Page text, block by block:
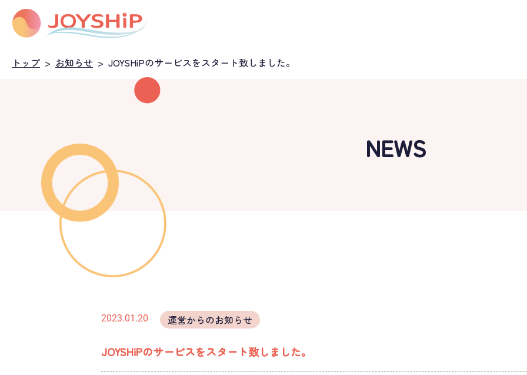
トップ > お知らせ > JOYSHiPのサービスをスタート致しました。
NEWS
2023.01.20 運営からのお知らせ
JOYSHiPのサービスをスタート致しました。